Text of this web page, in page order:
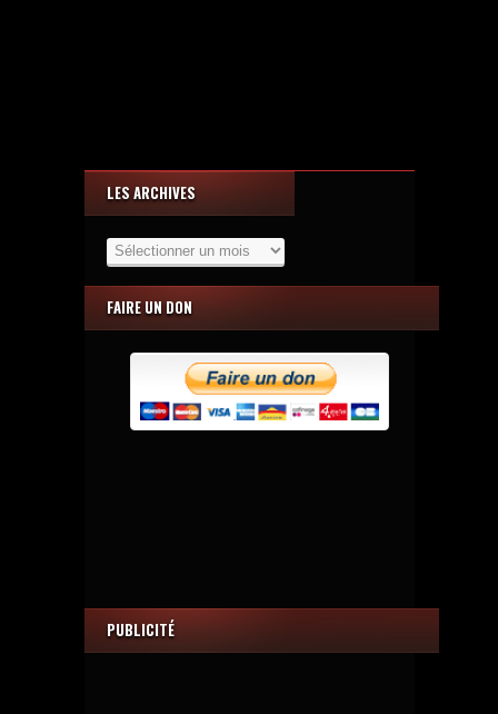
LES ARCHIVES
Archives
FAIRE UN DON
PUBLICITÉ